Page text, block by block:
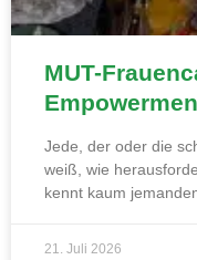
MUT-
Jede, der oder die
weiß, wie
kennt kaum
21. Juli 2026